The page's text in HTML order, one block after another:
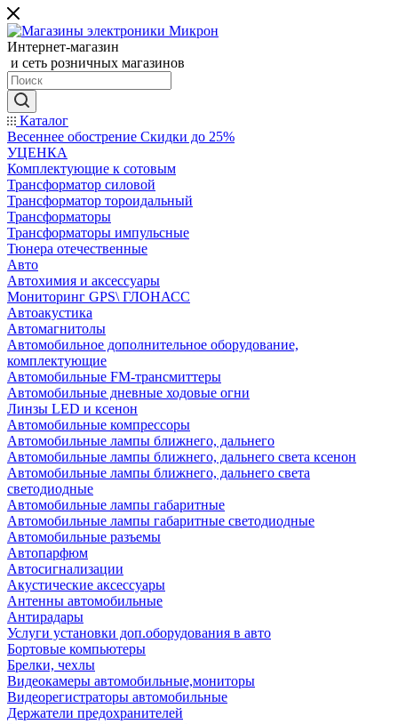
Интернет-магазин
и сеть розничных магазинов
Каталог
Весеннее обострение Скидки до 25%
УЦЕНКА
Комплектующие к сотовым
Трансформатор силовой
Трансформатор тороидальный
Трансформаторы
Трансформаторы импульсные
Тюнера отечественные
Авто
Автохимия и аксессуары
Мониторинг GPS\ ГЛОНАСС
Автоакустика
Автомагнитолы
Автомобильное дополнительное оборудование,
комплектующие
Автомобильные FM-трансмиттеры
Автомобильные дневные ходовые огни
Линзы LED и ксенон
Автомобильные компрессоры
Автомобильные лампы ближнего, дальнего
Автомобильные лампы ближнего, дальнего света ксенон
Автомобильные лампы ближнего, дальнего света
светодиодные
Автомобильные лампы габаритные
Автомобильные лампы габаритные светодиодные
Автомобильные разъемы
Автопарфюм
Автосигнализации
Акустические аксессуары
Антенны автомобильные
Антирадары
Услуги установки доп.оборудования в авто
Бортовые компьютеры
Брелки, чехлы
Видеокамеры автомобильные,мониторы
Видеорегистраторы автомобильные
Держатели предохранителей